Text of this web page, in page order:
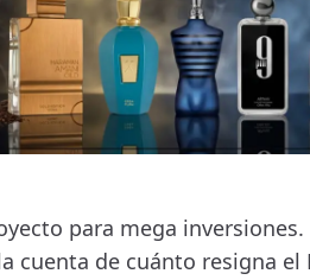
para mega inversiones.
cuenta de cuánto resigna el